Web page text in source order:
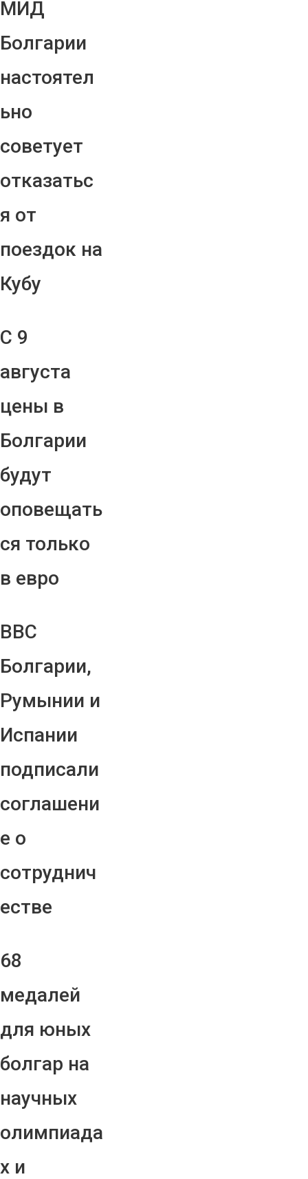
МИД
Болгарии
настоятел
ьно
советует
отказатьс
я от
поездок на
Кубу
С 9
августа
цены в
Болгарии
будут
оповещать
ся только
в евро
ВВС
Болгарии,
Румынии и
Испании
подписали
соглашени
е о
сотруднич
естве
68
медалей
для юных
болгар на
научных
олимпиада
х и